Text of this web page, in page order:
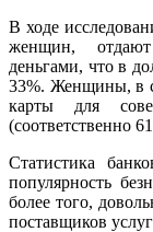
В ходе
женщин, отдают
деньгами, что в
33%. Женщины, в
карты для
(соответственно
Статистика
популярность
более того,
поставщиков